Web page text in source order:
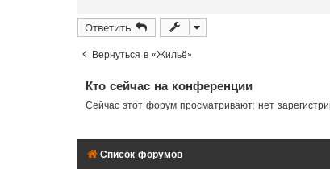
Ответить
Вернуться в «Жильё»
Кто сейчас на конференции
Сейчас этот форум просматривают: нет
Список форумов